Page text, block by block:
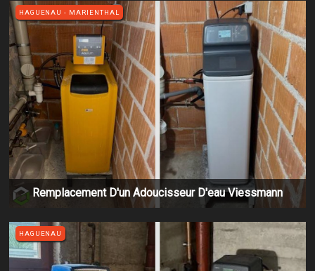
Remplacement D'un Adoucisseur D'eau Viessmann
HAGUENAU - MARIENTHAL
HAGUENAU